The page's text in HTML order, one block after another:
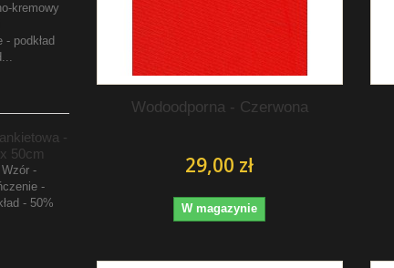
kremowy
podkład
-
50cm
-
-
- 50%
Wodoodporna - Czerwona
29,00 zł
W magazynie